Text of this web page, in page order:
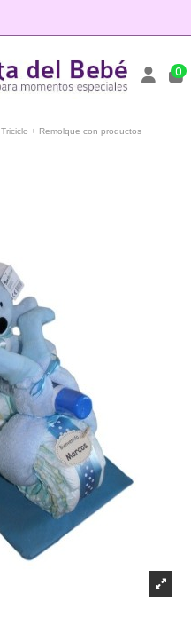
0
Triciclo + Remolque con productos